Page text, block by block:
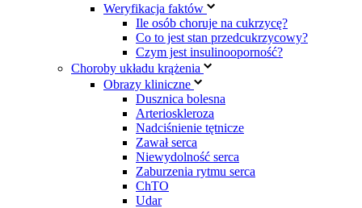
Weryfikacja faktów
Ile osób choruje na cukrzycę?
Co to jest stan przedcukrzycowy?
Czym jest insulinooporność?
Choroby układu krążenia
Obrazy kliniczne
Dusznica bolesna
Arterioskleroza
Nadciśnienie tętnicze
Zawał serca
Niewydolność serca
Zaburzenia rytmu serca
ChTO
Udar